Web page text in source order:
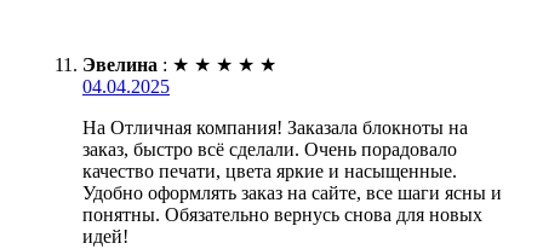
Эвелина : ★ ★ ★ ★ ★
04.04.2025
На Отличная компания! Заказала блокноты на
заказ, быстро всё сделали. Очень порадовало
качество печати, цвета яркие и насыщенные.
Удобно оформлять заказ на сайте, все шаги ясны и
понятны. Обязательно вернусь снова для новых
идей!